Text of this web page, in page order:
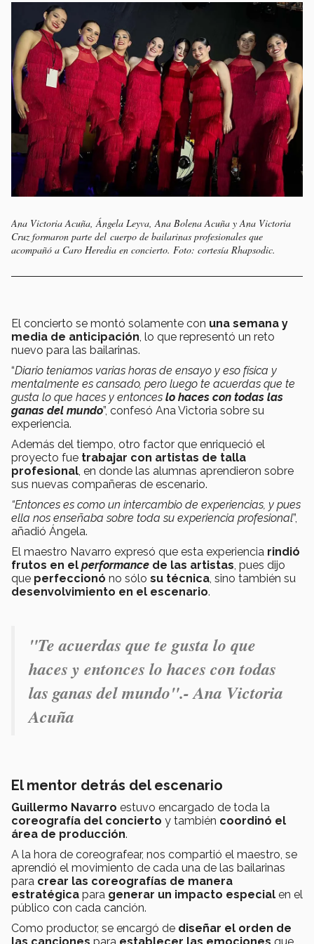
Ana Victoria Acuña, Ángela Leyva, Ana Bolena Acuña y Ana Victoria
Cruz formaron parte del cuerpo de bailarinas profesionales que
acompañó a Caro Heredia en concierto. Foto: cortesía Rhapsodic.
El concierto se montó solamente con una semana y
media de anticipación, lo que representó un reto
nuevo para las bailarinas.
“Diario teníamos varias horas de ensayo y eso física y
mentalmente es cansado, pero luego te acuerdas que te
gusta lo que haces y entonces lo haces con todas las
ganas del mundo”, confesó Ana Victoria sobre su
experiencia.
Además del tiempo, otro factor que enriqueció el
proyecto fue trabajar con artistas de talla
profesional, en donde las alumnas aprendieron sobre
sus nuevas compañeras de escenario.
“Entonces es como un intercambio de experiencias, y pues
ella nos enseñaba sobre toda su experiencia profesional”,
añadió Ángela.
El maestro Navarro expresó que esta experiencia rindió
frutos en el performance de las artistas, pues dijo
que perfeccionó no sólo su técnica, sino también su
desenvolvimiento en el escenario.
"Te acuerdas que te gusta lo que
haces y entonces lo haces con todas
las ganas del mundo".- Ana Victoria
Acuña
El mentor detrás del escenario
Guillermo Navarro estuvo encargado de toda la
coreografía del concierto y también coordinó el
área de producción.
A la hora de coreografear, nos compartió el maestro, se
aprendió el movimiento de cada una de las bailarinas
para crear las coreografías de manera
estratégica para generar un impacto especial en el
público con cada canción.
Como productor, se encargó de diseñar el orden de